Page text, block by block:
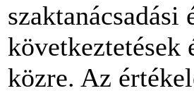
következtetések
közre. Az